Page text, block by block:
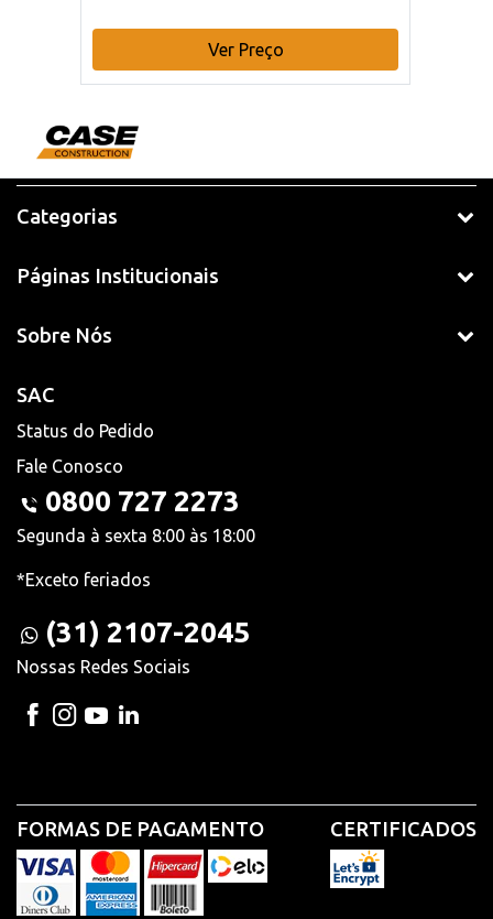
Ver Preço
Categorias
Páginas Institucionais
Sobre Nós
SAC
Status do Pedido
Fale Conosco
0800 727 2273
Segunda à sexta 8:00 às 18:00
*Exceto feriados
(31) 2107-2045
Nossas Redes Sociais
FORMAS DE PAGAMENTO CERTIFICADOS